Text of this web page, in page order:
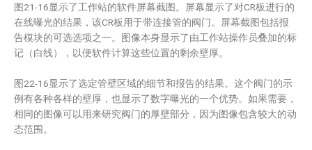
图21-16显示了工作站的软件屏幕截图。屏幕显示了对CR板进行的
在线曝光的结果，该CR板用于带连接管的阀门。屏幕截图包括报
告模块的可选选项之一。图像本身显示了由工作站操作员叠加的标
记（白线），以便软件计算这些位置的剩余壁厚。
图22-16显示了选定管壁区域的细节和报告的结果。这个阀门的示
例有各种各样的壁厚，也显示了数字曝光的一个优势。如果需要，
相同的图像可以用来研究阀门的厚壁部分，因为图像包含较大的动
态范围。